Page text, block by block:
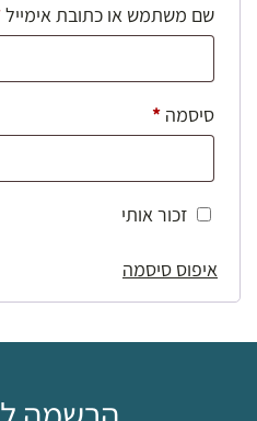
שם משתמש או כתובת אימייל
סיסמה *חובה
זכור אותי
איפוס סיסמה